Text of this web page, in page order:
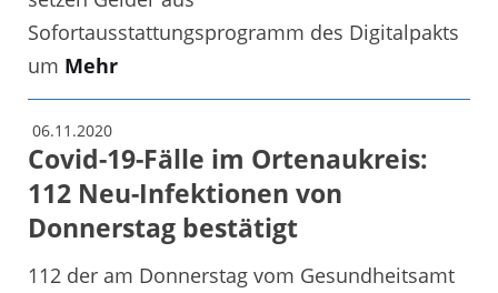
Sofortausstattungsprogramm des Digitalpakts
um Mehr
06.11.2020
Covid-19-Fälle im Ortenaukreis:
112 Neu-Infektionen von
Donnerstag bestätigt
112 der am Donnerstag vom Gesundheitsamt